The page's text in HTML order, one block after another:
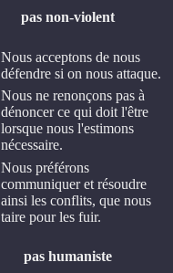
pas non-violent
Nous acceptons de nous
défendre si on nous attaque.
Nous ne renonçons pas à
dénoncer ce qui doit l'être
lorsque nous l'estimons
nécessaire.
Nous préférons
communiquer et résoudre
ainsi les conflits, que nous
taire pour les fuir.
pas humaniste